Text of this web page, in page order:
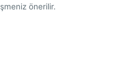
önerilir.